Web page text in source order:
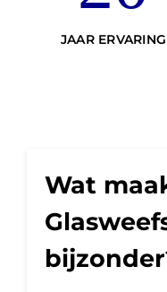
JAAR ERVARING
Wat